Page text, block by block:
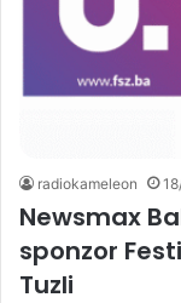
radiokameleon
Newsmax
sponzor
Tuzli